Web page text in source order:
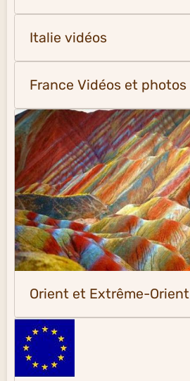
Italie vidéos
France Vidéos et photos
Orient et Extrême-Orient